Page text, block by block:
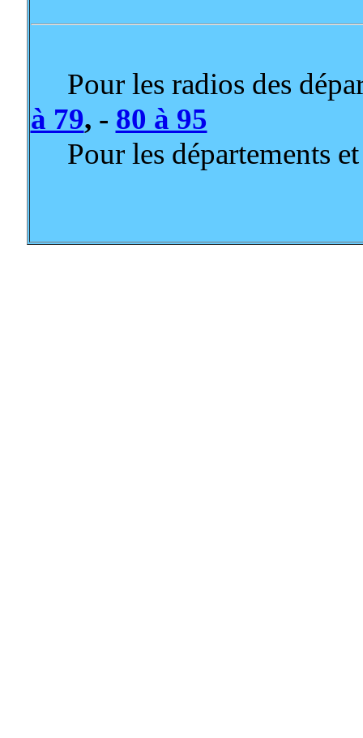
Pour les radios des
à 79, - 80 à 95
Pour les départements